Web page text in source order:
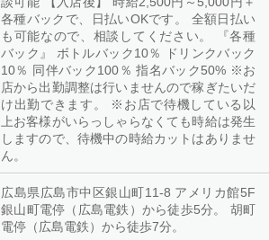
各種バックで、日払いOKです。 全額日払い
も可能なので、相談してください。 『各種
バック』 ボトルバック10％ ドリンクバック
10％ 同伴バック100％ 指名バック50% ※お
店から出勤調整は行いませんので稼ぎたいだ
け出勤できます。 ※お店で待機している以
上お客様がいらっしゃらなくても時給は発生
しますので、待機中の時給カットはありませ
ん。
広島県広島市中区銀山町11-8 アメリカ館5F
銀山町電停（広島電鉄）から徒歩5分。 胡町
電停（広島電鉄）から徒歩7分。